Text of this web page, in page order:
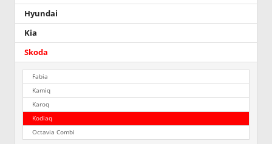
Hyundai
Kia
Skoda
Fabia
Kamiq
Karoq
Kodiaq
Octavia Combi